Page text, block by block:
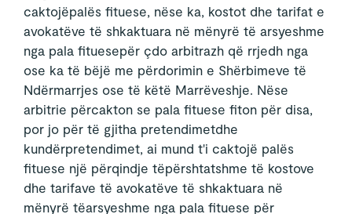
caktojëpalës fituese, nëse ka, kostot dhe tarifat e
avokatëve të shkaktuara në mënyrë të arsyeshme
nga pala fituesepër çdo arbitrazh që rrjedh nga
ose ka të bëjë me përdorimin e Shërbimeve të
Ndërmarrjes ose të këtë Marrëveshje. Nëse
arbitrie përcakton se pala fituese fiton për disa,
por jo për të gjitha pretendimetdhe
kundërpretendimet, ai mund t'i caktojë palës
fituese një përqindje tëpërshtatshme të kostove
dhe tarifave të avokatëve të shkaktuara në
mënyrë tëarsyeshme nga pala fituese për